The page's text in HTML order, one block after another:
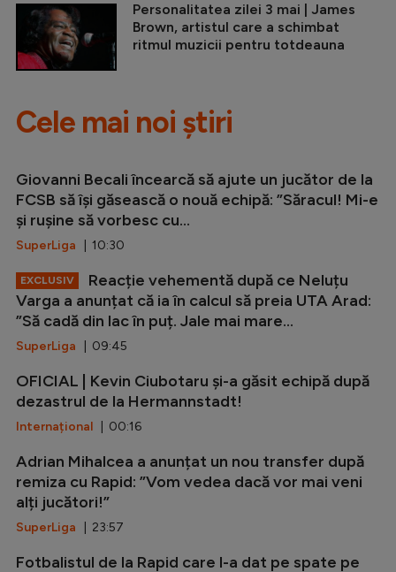
Personalitatea zilei 3 mai | James
Brown, artistul care a schimbat
ritmul muzicii pentru totdeauna
Cele mai noi știri
Giovanni Becali încearcă să ajute un jucător de la
FCSB să își găsească o nouă echipă: ”Săracul! Mi-e
și rușine să vorbesc cu...
SuperLiga | 10:30
EXCLUSIV
Reacție vehementă după ce Neluțu
Varga a anunțat că ia în calcul să preia UTA Arad:
”Să cadă din lac în puț. Jale mai mare...
SuperLiga | 09:45
OFICIAL | Kevin Ciubotaru și-a găsit echipă după
dezastrul de la Hermannstadt!
Internațional | 00:16
Adrian Mihalcea a anunțat un nou transfer după
remiza cu Rapid: ”Vom vedea dacă vor mai veni
alți jucători!”
SuperLiga | 23:57
Fotbalistul de la Rapid care l-a dat pe spate pe